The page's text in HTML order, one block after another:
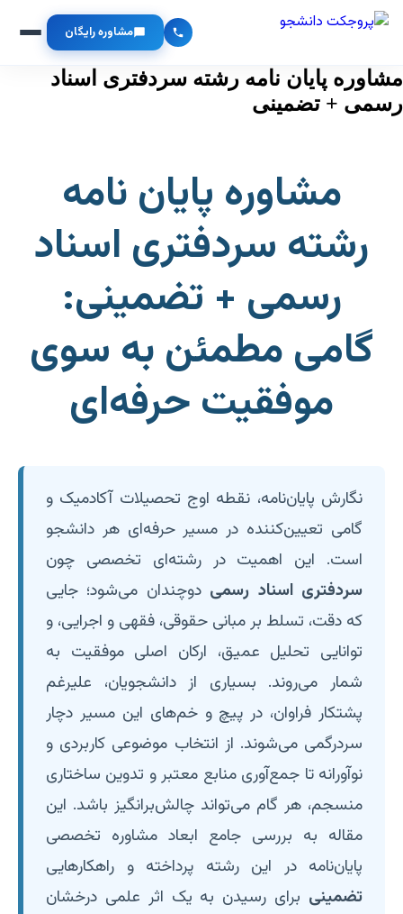
مشاوره رایگان
مشاوره پایان نامه رشته سردفتری اسناد
رسمی + تضمینی
مشاوره پایان نامه
رشته سردفتری اسناد
رسمی + تضمینی:
گامی مطمئن به سوی
موفقیت حرفه‌ای
نگارش پایان‌نامه، نقطه اوج تحصیلات آکادمیک و
گامی تعیین‌کننده در مسیر حرفه‌ای هر دانشجو
است. این اهمیت در رشته‌ای تخصصی چون
سردفتری اسناد رسمی دوچندان می‌شود؛ جایی
که دقت، تسلط بر مبانی حقوقی، فقهی و اجرایی، و
توانایی تحلیل عمیق، ارکان اصلی موفقیت به
شمار می‌روند. بسیاری از دانشجویان، علیرغم
پشتکار فراوان، در پیچ و خم‌های این مسیر دچار
سردرگمی می‌شوند. از انتخاب موضوعی کاربردی و
نوآورانه تا جمع‌آوری منابع معتبر و تدوین ساختاری
منسجم، هر گام می‌تواند چالش‌برانگیز باشد. این
مقاله به بررسی جامع ابعاد مشاوره تخصصی
پایان‌نامه در این رشته پرداخته و راهکارهایی
تضمینی برای رسیدن به یک اثر علمی درخشان